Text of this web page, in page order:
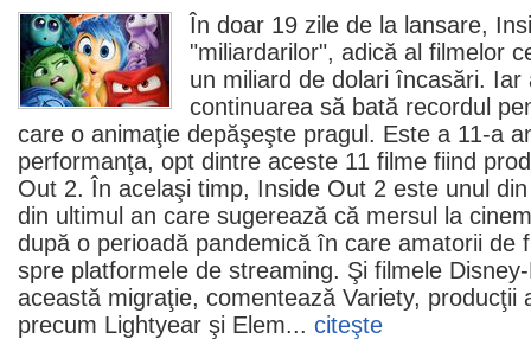
În doar 19 zile de la lansare,
"miliardarilor", adică al filmelor
un miliard de dolari încasări. Iar
continuarea să bată recordul
care o animaţie depăşeşte pragul. Este a 11-a
performanţa, opt dintre aceste 11 filme fiind
Out 2. În acelaşi timp, Inside Out 2 este unul
din ultimul an care sugerează că mersul la
după o perioadă pandemică în care amatorii de
spre platformele de streaming. Şi filmele
această migraţie, comentează Variety, producţii
precum Lightyear şi Elem... citeşte